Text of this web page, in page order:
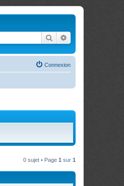
Rechercher
Connexion
0 sujet • Page 1 sur 1